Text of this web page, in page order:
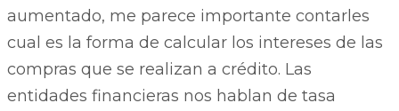
aumentado, me parece importante contarles
cual es la forma de calcular los intereses de las
compras que se realizan a crédito. Las
entidades financieras nos hablan de tasa